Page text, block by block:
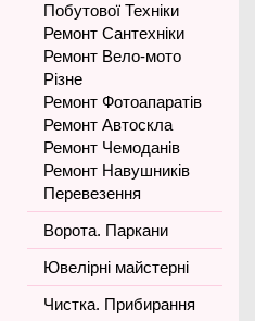
Побутової Техніки
Ремонт Сантехніки
Ремонт Вело-мото
Різне
Ремонт Фотоапаратів
Ремонт Автоскла
Ремонт Чемоданів
Ремонт Навушників
Перевезення
Ворота. Паркани
Ювелірні майстерні
Чистка. Прибирання